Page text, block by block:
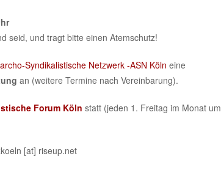
seid, und tragt bitte einen Atemschutz!
Syndikalistische Netzwerk -ASN Köln eine
an (weitere Termine nach Vereinbarung).
Forum Köln statt (jeden 1. Freitag im Monat um
[at] riseup.net